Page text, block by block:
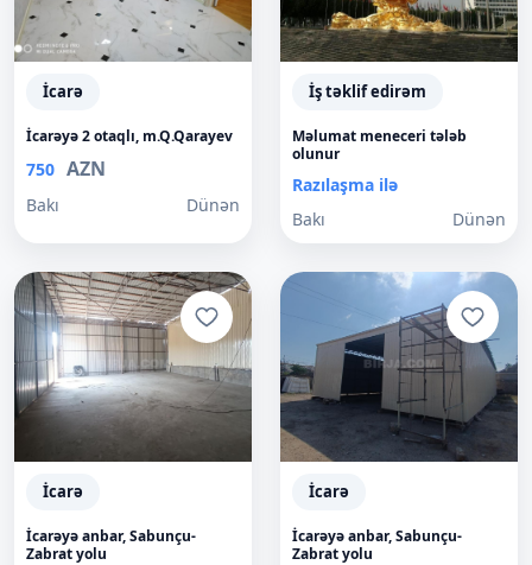
İcarə
İcarəyə 2 otaqlı, m.Q.Qarayev
750 AZN
Bakı Dünən
İş təklif edirəm
Məlumat meneceri tələb
olunur
Razılaşma ilə
Bakı
Dünən
İcarə
İcarəyə anbar, Sabunçu-
Zabrat yolu
İcarə
İcarəyə anbar, Sabunçu-
Zabrat yolu